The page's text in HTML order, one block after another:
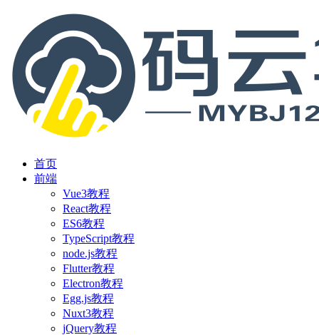
首页
前端
Vue3教程
React教程
ES6教程
TypeScript教程
node.js教程
Flutter教程
Electron教程
Egg.js教程
Nuxt3教程
jQuery教程